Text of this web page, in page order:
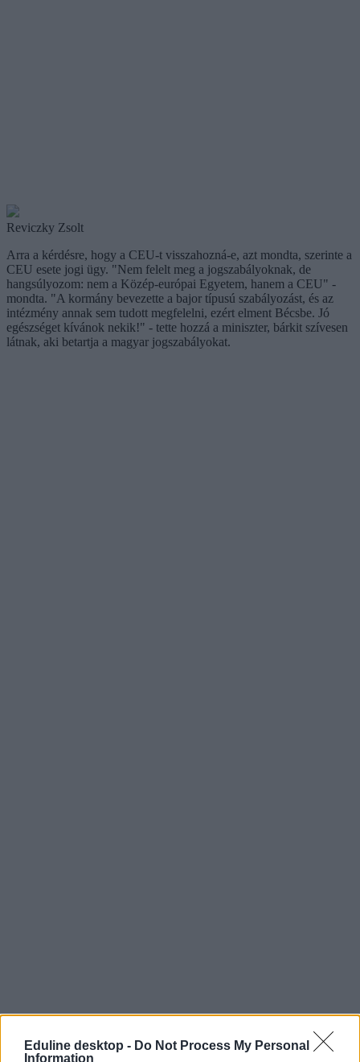
Eduline desktop - Do Not Process My Personal
Information
Reviczky Zsolt
Arra a kérdésre, hogy a CEU-t visszahozná-e, azt mondta, szerinte a
CEU esete jogi ügy. "Nem felelt meg a jogszabályoknak, de
hangsúlyozom: nem a Közép-európai Egyetem, hanem a CEU" -
mondta. "A kormány bevezette a bajor típusú szabályozást, és az
intézmény annak sem tudott megfelelni, ezért elment Bécsbe. Jó
egészséget kívánok nekik!" - tette hozzá a miniszter, bárkit szívesen
látnak, aki betartja a magyar jogszabályokat.
kínai egyetem